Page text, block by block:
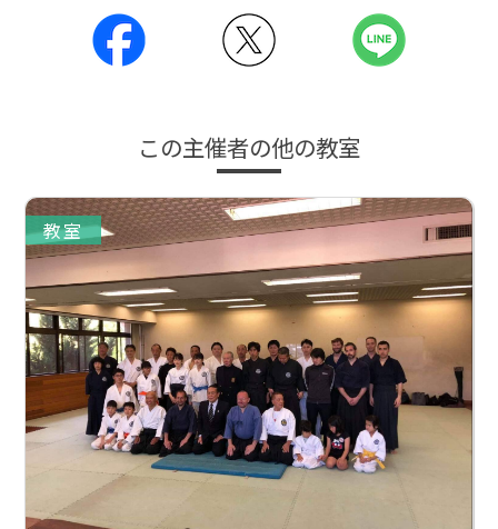
この主催者の他の教室
教室